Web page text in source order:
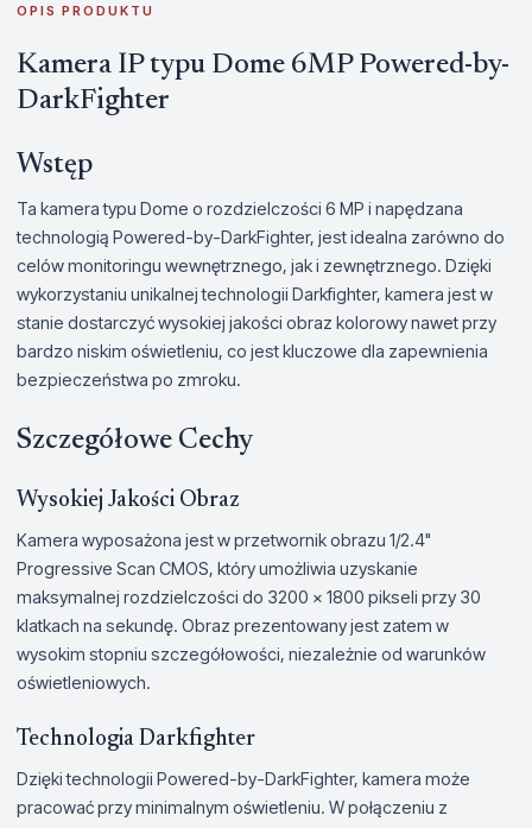
OPIS PRODUKTU
Kamera IP typu Dome 6MP Powered-by-
DarkFighter
Wstęp
Ta kamera typu Dome o rozdzielczości 6 MP i napędzana
technologią Powered-by-DarkFighter, jest idealna zarówno do
celów monitoringu wewnętrznego, jak i zewnętrznego. Dzięki
wykorzystaniu unikalnej technologii Darkfighter, kamera jest w
stanie dostarczyć wysokiej jakości obraz kolorowy nawet przy
bardzo niskim oświetleniu, co jest kluczowe dla zapewnienia
bezpieczeństwa po zmroku.
Szczegółowe Cechy
Wysokiej Jakości Obraz
Kamera wyposażona jest w przetwornik obrazu 1/2.4"
Progressive Scan CMOS, który umożliwia uzyskanie
maksymalnej rozdzielczości do 3200 × 1800 pikseli przy 30
klatkach na sekundę. Obraz prezentowany jest zatem w
wysokim stopniu szczegółowości, niezależnie od warunków
oświetleniowych.
Technologia Darkfighter
Dzięki technologii Powered-by-DarkFighter, kamera może
pracować przy minimalnym oświetleniu. W połączeniu z